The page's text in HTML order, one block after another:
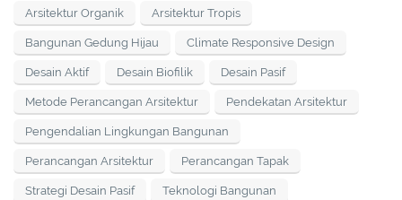
Arsitektur Organik Arsitektur Tropis
Bangunan Gedung Hijau Climate Responsive Design
Desain Aktif Desain Biofilik Desain Pasif
Metode Perancangan Arsitektur Pendekatan Arsitektur
Pengendalian Lingkungan Bangunan
Perancangan Arsitektur Perancangan Tapak
Strategi Desain Pasif Teknologi Bangunan